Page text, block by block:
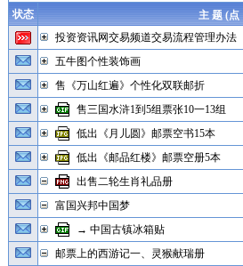
状态
主 题 (点
投资资讯网交易频道交易流程管理办法
五牛图个性装饰画
售《万山红遍》个性化双联邮折
售三国水浒1到5组票张10一13组
低出《月儿圆》邮票空书15本
低出《邮品红楼》邮票空册5本
出售二轮生肖礼品册
富国兴邦中国梦
→ 中国古镇冰箱贴
邮票上的西游记一、灵猴献瑞册